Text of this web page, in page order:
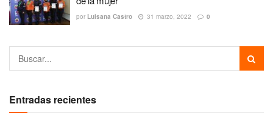
por Luisana Castro 31 marzo, 2022 0
Entradas recientes